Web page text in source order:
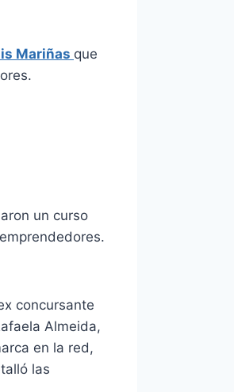
Mariñas que
un curso
concursante
Almeida,
en la red,
las